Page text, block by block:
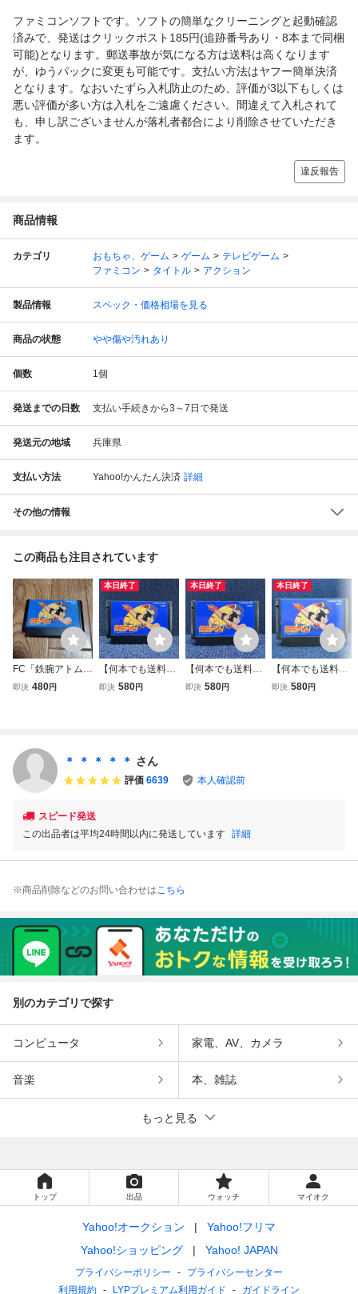
ファミコンソフトです。ソフトの簡単なクリーニングと起動確認
済みで、発送はクリックポスト185円(追跡番号あり・8本まで同梱
可能)となります。郵送事故が気になる方は送料は高くなります
が、ゆうパックに変更も可能です。支払い方法はヤフー簡単決済
となります。なおいたずら入札防止のため、評価が3以下もしくは
悪い評価が多い方は入札をご遠慮ください。間違えて入札されて
も、申し訳ございませんが落札者都合により削除させていただき
ます。
違反報告
商品情報
カテゴリ おもちゃ、ゲーム ゲーム
テレビゲーム
ファミコン
タイトル アクション
製品情報 スペック・価格相場を見る
商品の状態 やや傷や汚れあり
個数 1個
発送までの日数 支払い手続きから3～7日で発送
発送元の地域 兵庫県
支払い方法 Yahoo!かんたん決済 詳細
その他の情報
この商品も注目されています
FC「鉄腕アトム」
ソフトのみ
即決 480円
本日終了
【何本でも送料23
0円！出品多数】
即決 580円
本日終了
【何本でも送料23
0円！出品多数】
即決 580円
本日終了
【何本でも送料23
0円！出品多数】
即決 580円
＊ ＊ ＊ ＊ ＊ さん
評価 6639 本人確認前
スピード発送
この出品者は平均24時間以内に発送しています 詳細
※商品削除などのお問い合わせはこちら
別のカテゴリで探す
コンピュータ 家電、AV、カメラ
音楽 本、雑誌
もっと見る
トップ 出品 ウォッチ マイオク
Yahoo!オークション
Yahoo!フリマ
Yahoo!ショッピング
Yahoo! JAPAN
プライバシーポリシー
プライバシーセンター
利用規約
LYPプレミアム利用ガイド ガイドライン